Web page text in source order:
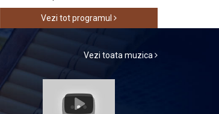
Vezi tot programul
Vezi toata muzica